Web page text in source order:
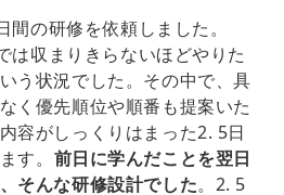
の研修を依頼しました。
は収まりきらないほどやりた
う状況でした。その中で、具
く優先順位や順番も提案いた
容がしっくりはまった2. 5日
す。 前日に学んだことを翌日
そんな研修設計でした。2. 5